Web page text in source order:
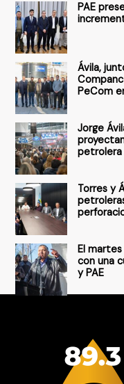
c
a
r
o
r
:
PAE
Ávila,
PeCom
Jorge
petrolera
Torres y
El
con una
y PAE